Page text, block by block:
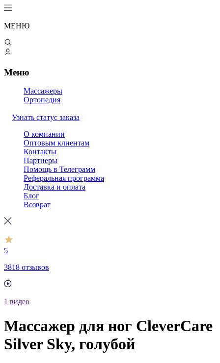
МЕНЮ
Меню
Массажеры
Ортопедия
Узнать статус заказа
О компании
Оптовым клиентам
Контакты
Партнеры
Помощь в Телеграмм
Реферальная программа
Доставка и оплата
Блог
Возврат
5
3818 отзывов
1 видео
Массажер для ног CleverCare
Silver Sky, голубой